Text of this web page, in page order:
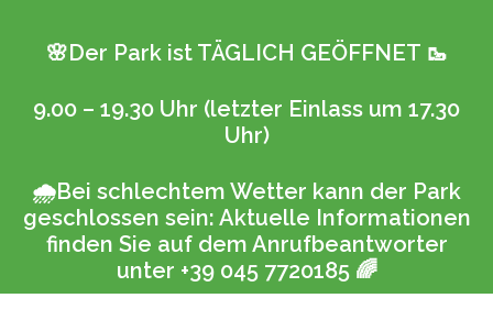
🌸Der Park ist TÄGLICH GEÖFFNET 🥾
9.00 – 19.30 Uhr (letzter Einlass um 17.30
Uhr)
🌧️Bei schlechtem Wetter kann der Park
geschlossen sein: Aktuelle Informationen
finden Sie auf dem Anrufbeantworter
unter +39 045 7720185🌈